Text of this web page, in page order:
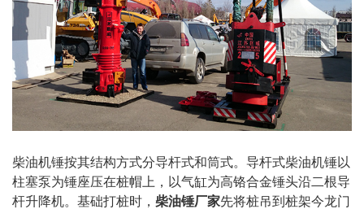
柴油机锤按其结构方式分导杆式和筒式。导杆式柴油机锤以
柱塞泵为锤座压在桩帽上，以气缸为高铬合金锤头沿二根导
杆升降机。基础打桩时， 柴油锤厂家先将桩吊到桩架今龙门